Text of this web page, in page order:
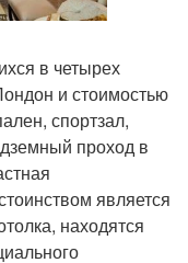
в четырех
и стоимостью
спортзал,
проход в
является
находятся